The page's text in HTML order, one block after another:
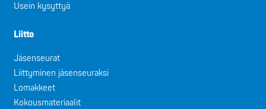
Usein kysyttyä
Liitto
Jäsenseurat
Liittyminen jäsenseuraksi
Lomakkeet
Kokousmateriaalit